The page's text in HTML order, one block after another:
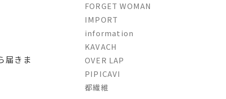
届きま
FORGET WOMAN
IMPORT
information
KAVACH
OVER LAP
PIPICAVI
都繊維